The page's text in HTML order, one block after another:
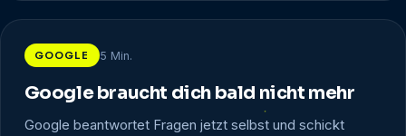
GOOGLE 5 Min.
Google braucht dich bald nicht mehr
Google beantwortet Fragen jetzt selbst und schickt